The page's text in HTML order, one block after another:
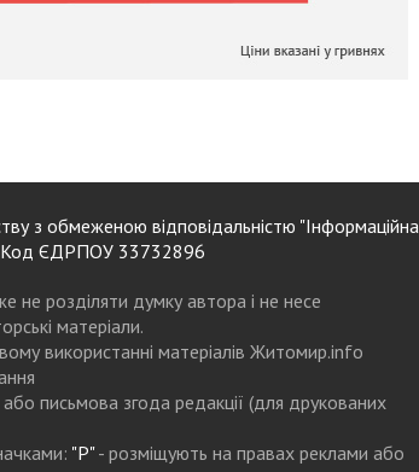
з обмеженою відповідальністю "Інформаційна
Код ЄДРПОУ 33732896
не розділяти думку автора і не несе
матеріали.
використанні матеріалів Житомир.info
або письмова згода редакції (для друкованих
"Р"- розміщують на правах реклами або